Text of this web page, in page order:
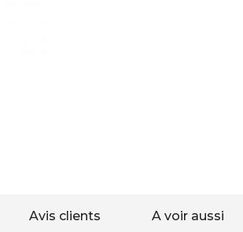
Avis clients A voir aussi